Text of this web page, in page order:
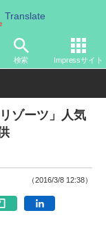
Translate
検索 Impressサイト
ゾーツ」人気
（2016/3/8 12:38）